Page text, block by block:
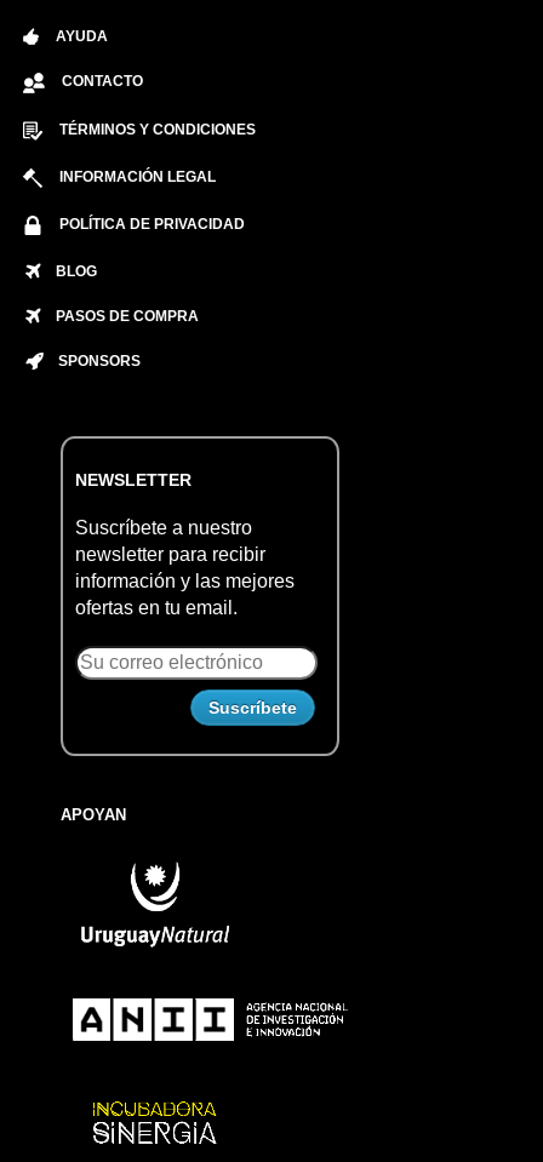
AYUDA
CONTACTO
TÉRMINOS Y CONDICIONES
INFORMACIÓN LEGAL
POLÍTICA DE PRIVACIDAD
BLOG
PASOS DE COMPRA
SPONSORS
NEWSLETTER
Suscríbete a nuestro
newsletter para recibir
información y las mejores
ofertas en tu email.
APOYAN